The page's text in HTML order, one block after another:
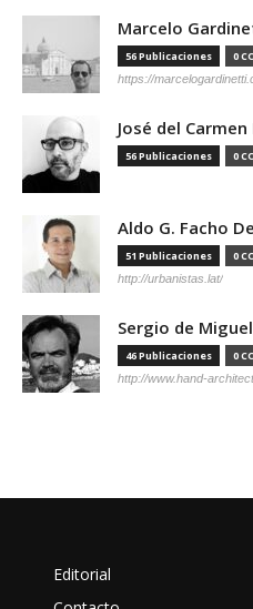
Marcelo
56 Publicaciones 0
https://
José del
56 Publicaciones 0
Aldo G. Facho
51 Publicaciones 0
http://urbanistas.lat/
Sergio de
46 Publicaciones 0
http://www.hand-
Editorial